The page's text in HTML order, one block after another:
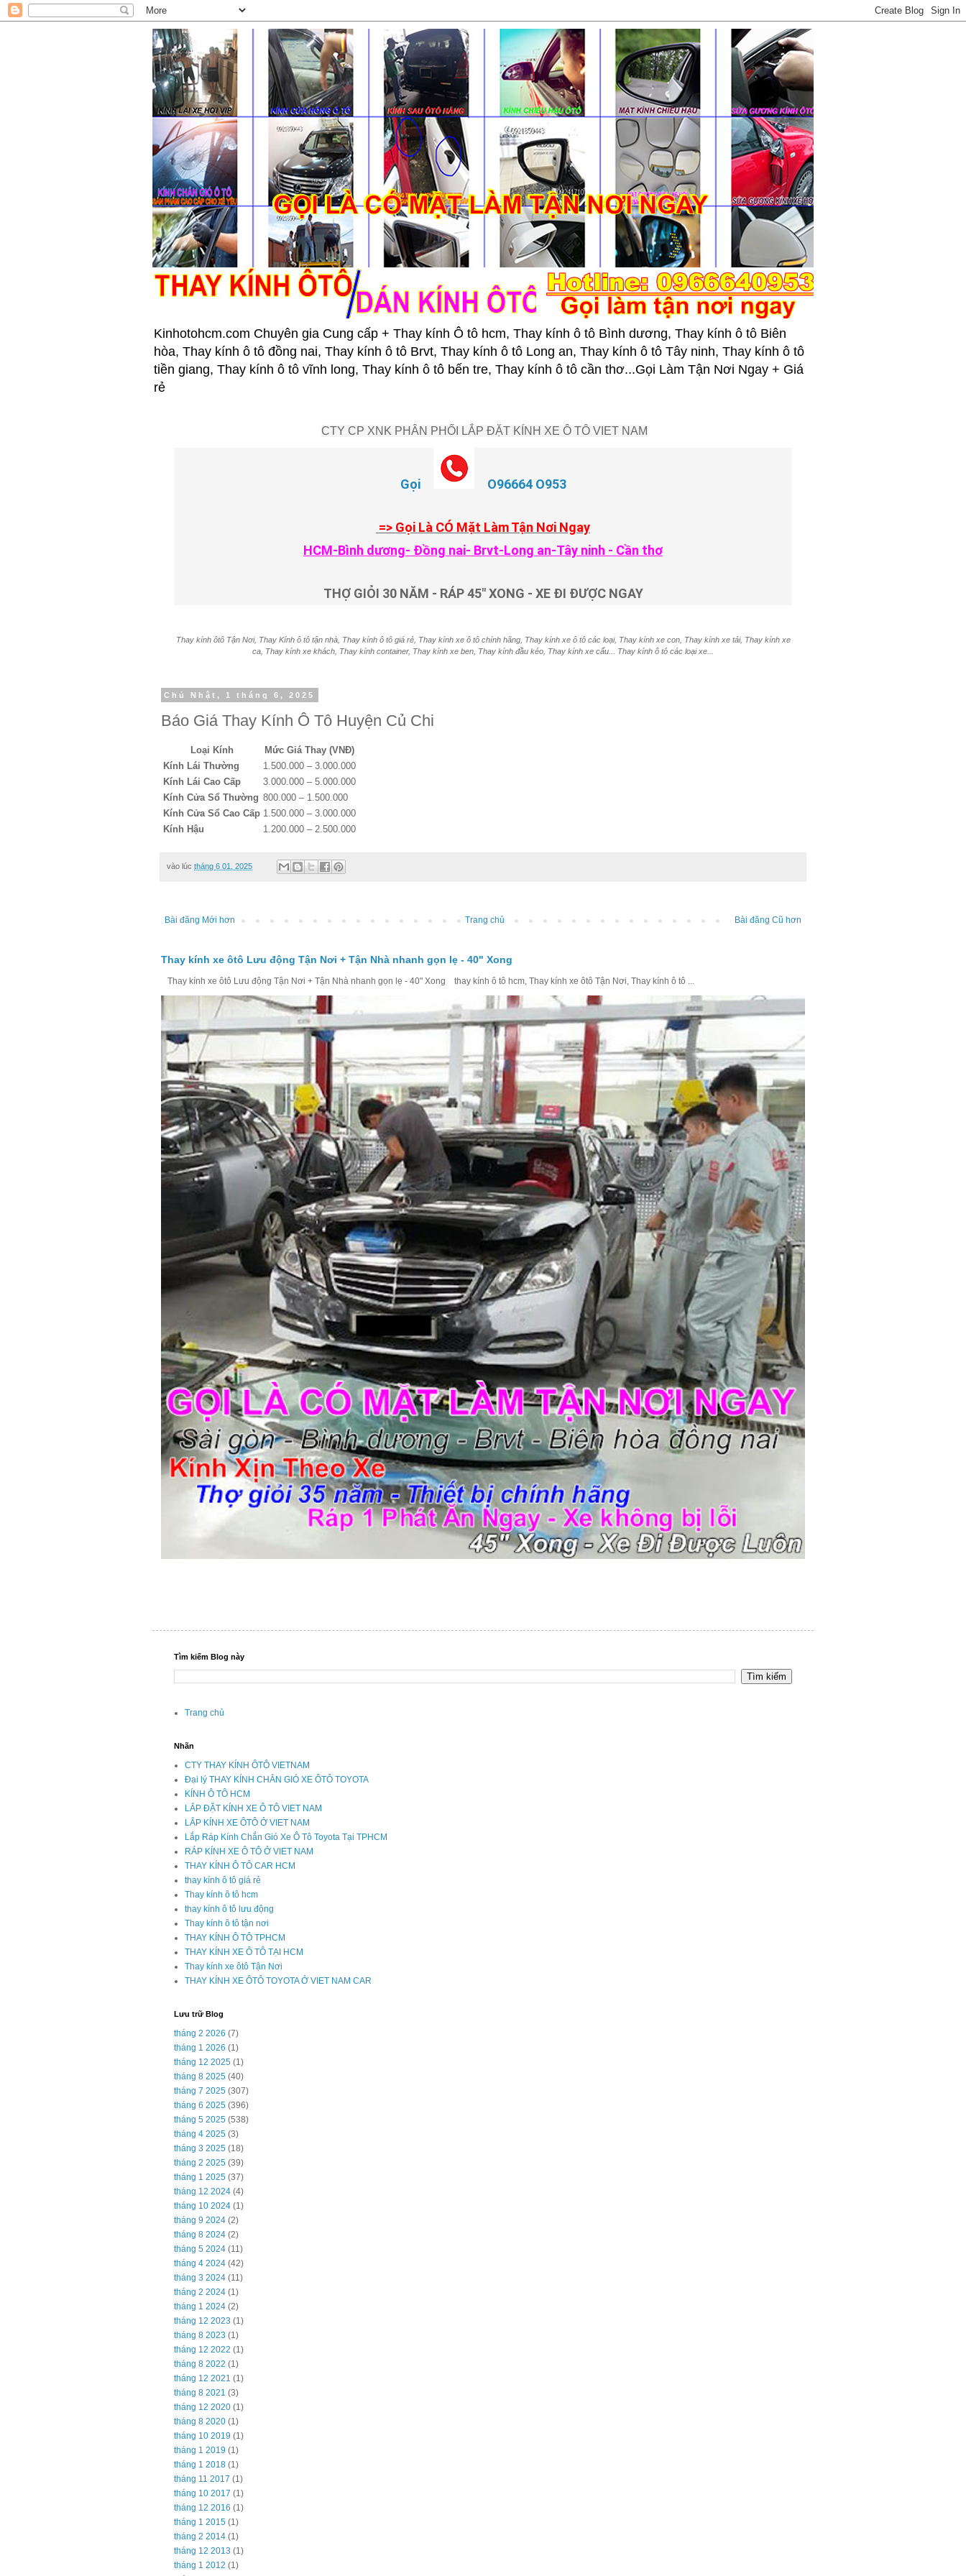
Kinhotohcm.com Chuyên gia Cung cấp + Thay kính Ô tô hcm, Thay kính ô tô Bình dương, Thay kính ô tô Biên
hòa, Thay kính ô tô đồng nai, Thay kính ô tô Brvt, Thay kính ô tô Long an, Thay kính ô tô Tây ninh, Thay kính ô tô
tiền giang, Thay kính ô tô vĩnh long, Thay kính ô tô bến tre, Thay kính ô tô cần thơ...Gọi Làm Tận Nơi Ngay + Giá
rẻ
CTY CP XNK PHÂN PHỐI LẮP ĐẶT KÍNH XE Ô TÔ VIET NAM
Gọi O96664 O953
=> Gọi Là CÓ Mặt Làm Tận Nơi Ngay
HCM-Bình dương- Đồng nai- Brvt-Long an-Tây ninh - Cần thơ
THỢ GIỎI 30 NĂM - RÁP 45" XONG - XE ĐI ĐƯỢC NGAY
Thay kính ôtô Tận Nơi, Thay Kính ô tô tận nhà, Thay kính ô tô giá rẻ, Thay kính xe ô tô chính hãng, Thay kính xe ô tô các loại, Thay kính xe con, Thay kính xe tải, Thay kính xe
ca, Thay kính xe khách, Thay kính container, Thay kính xe ben, Thay kính đầu kéo, Thay kính xe cẩu... Thay kính ô tô các loại xe...
Chủ Nhật, 1 tháng 6, 2025
Báo Giá Thay Kính Ô Tô Huyện Củ Chi
Loại Kính
Mức Giá Thay (VNĐ)
Kính Lái Thường
1.500.000 – 3.000.000
Kính Lái Cao Cấp
3.000.000 – 5.000.000
Kính Cửa Sổ Thường 800.000 – 1.500.000
Kính Cửa Sổ Cao Cấp 1.500.000 – 3.000.000
Kính Hậu
1.200.000 – 2.500.000
vào lúc tháng 6 01, 2025
Bài đăng Mới hơn Bài đăng Cũ hơn
Trang chủ
Thay kính xe ôtô Lưu động Tận Nơi + Tận Nhà nhanh gọn lẹ - 40" Xong
Thay kính xe ôtô Lưu động Tận Nơi + Tận Nhà nhanh gọn lẹ - 40" Xong thay kính ô tô hcm, Thay kính xe ôtô Tận Nơi, Thay kính ô tô ...
Tìm kiếm Blog này
Trang chủ
Nhãn
CTY THAY KÍNH ÔTÔ VIETNAM
Đại lý THAY KÍNH CHẮN GIÓ XE ÔTÔ TOYOTA
KÍNH Ô TÔ HCM
LẮP ĐẶT KÍNH XE Ô TÔ VIET NAM
LẮP KÍNH XE ÔTÔ Ở VIET NAM
Lắp Ráp Kính Chắn Gió Xe Ô Tô Toyota Tại TPHCM
RÁP KÍNH XE Ô TÔ Ở VIET NAM
THAY KÍNH Ô TÔ CAR HCM
thay kính ô tô giá rẻ
Thay kính ô tô hcm
thay kính ô tô lưu động
Thay kính ô tô tận nơi
THAY KÍNH Ô TÔ TPHCM
THAY KÍNH XE Ô TÔ TẠI HCM
Thay kính xe ôtô Tận Nơi
THAY KÍNH XE ÔTÔ TOYOTA Ở VIET NAM CAR
Lưu trữ Blog
tháng 2 2026 (7)
tháng 1 2026 (1)
tháng 12 2025 (1)
tháng 8 2025 (40)
tháng 7 2025 (307)
tháng 6 2025 (396)
tháng 5 2025 (538)
tháng 4 2025 (3)
tháng 3 2025 (18)
tháng 2 2025 (39)
tháng 1 2025 (37)
tháng 12 2024 (4)
tháng 10 2024 (1)
tháng 9 2024 (2)
tháng 8 2024 (2)
tháng 5 2024 (11)
tháng 4 2024 (42)
tháng 3 2024 (11)
tháng 2 2024 (1)
tháng 1 2024 (2)
tháng 12 2023 (1)
tháng 8 2023 (1)
tháng 12 2022 (1)
tháng 8 2022 (1)
tháng 12 2021 (1)
tháng 8 2021 (3)
tháng 12 2020 (1)
tháng 8 2020 (1)
tháng 10 2019 (1)
tháng 1 2019 (1)
tháng 1 2018 (1)
tháng 11 2017 (1)
tháng 10 2017 (1)
tháng 12 2016 (1)
tháng 1 2015 (1)
tháng 2 2014 (1)
tháng 12 2013 (1)
tháng 1 2012 (1)